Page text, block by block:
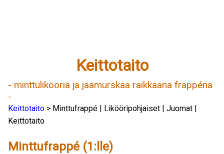
Keittotaito
- minttulikööriä ja jäämurskaa raikkaana frappéna
-
Keittotaito > Minttufrappé | Likööripohjaiset | Juomat |
Keittotaito
Minttufrappé (1:lle)